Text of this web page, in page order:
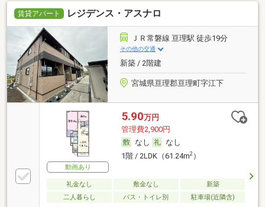
賃貸アパート レジデンス・アスナロ
ＪＲ常磐線 亘理駅 徒歩19分
その他の交通
新築 / 2階建
宮城県亘理郡亘理町字江下
動画あり
5.90万円
管理費2,900円
なし
なし
1階 / 2LDK（61.24m2）
礼金なし 敷金なし
新築
二人暮らし
バス・トイレ別 駐車場(近隣含)